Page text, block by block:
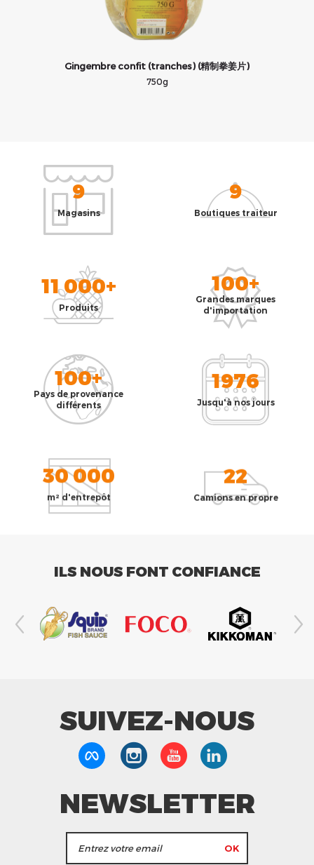
Gingembre confit (tranches) (精制拳姜片)
750g
9
Magasins
9
Boutiques traiteur
11 000+
Produits
100+
Grandes marques
d'importation
100+
Pays de provenance
différents
1976
Jusqu'à nos jours
30 000
m² d'entrepôt
22
Camions en propre
ILS NOUS FONT CONFIANCE
SUIVEZ-NOUS
NEWSLETTER